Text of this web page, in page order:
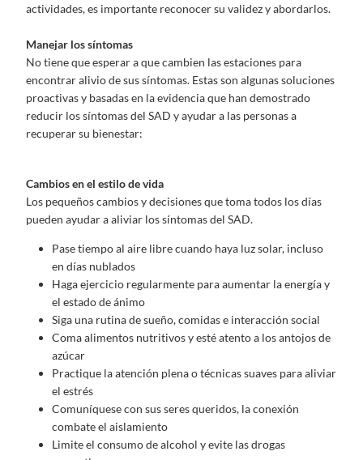
actividades, es importante reconocer su validez y abordarlos.
Manejar los síntomas
No tiene que esperar a que cambien las estaciones para
encontrar alivio de sus síntomas. Estas son algunas soluciones
proactivas y basadas en la evidencia que han demostrado
reducir los síntomas del SAD y ayudar a las personas a
recuperar su bienestar:
Cambios en el estilo de vida
Los pequeños cambios y decisiones que toma todos los días
pueden ayudar a aliviar los síntomas del SAD.
Pase tiempo al aire libre cuando haya luz solar, incluso
en días nublados
Haga ejercicio regularmente para aumentar la energía y
el estado de ánimo
Siga una rutina de sueño, comidas e interacción social
Coma alimentos nutritivos y esté atento a los antojos de
azúcar
Practique la atención plena o técnicas suaves para aliviar
el estrés
Comuníquese con sus seres queridos, la conexión
combate el aislamiento
Limite el consumo de alcohol y evite las drogas